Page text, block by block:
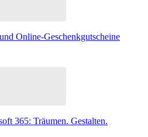
Online-Geschenkgutscheine
365: Träumen. Gestalten.